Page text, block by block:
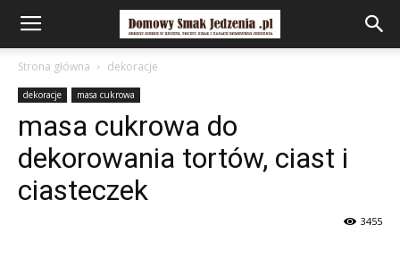
Strona główna dekoracje
dekoracje masa cukrowa
masa cukrowa do
dekorowania tortów, ciast i
ciasteczek
3455